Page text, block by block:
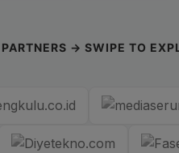
→ SWIPE TO